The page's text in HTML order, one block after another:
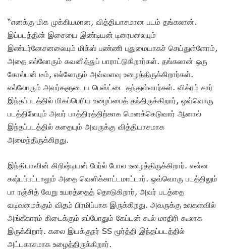
“எனக்கு மிக முக்கியமான, வித்தியாசமான படம் தங்கலான்.
இப்படத்தின் இசையை இண்டியன் டிரைபலையும்
இண்டர்னேசனலையும் மிக்ஸ் பண்ணி புதுமையாகச் செய்துள்ளோம்,
அதை எல்லோரும் கவனித்துப் பாராட்டுகிறார்கள். தங்கலான் ஒரு
கோல்டன் டீம், எல்லோரும் அவ்வளவு உழைத்திருக்கிறார்கள்.
எல்லோரும் அவர்களுடைய பெஸ்ட்டை தந்துள்ளார்கள். விக்ரம் சார்
இந்தப்படத்தில் மிகப்பெரிய உழைப்பைத் தந்திருக்கிறார், ஒவ்வொரு
படத்திலேயும் அவர் பாத்திரத்திற்காக மெனக்கெடுவார் ஆனால்
இந்தப்படத்தில் கதையும் அவருக்கு வித்தியாசமாக
அமைந்திருக்கிறது.
இந்தியாவின் கிறிஷ்டியன் பேர்ல் போல உழைத்திருக்கிறார். என்ன
கஷ்டப்பட்டாலும் அதை வெளிக்காட்டமாட்டார். ஒவ்வொரு படத்திலும்
பா ரஞ்சித் வேறு உயரத்தைத் தொடுகிறார், அவர் படத்தை
வடிவமைக்கும் விதம் பிரமிப்பாக இருக்கிறது. அவருக்கு உலகளவில்
அங்கீகாரம் கிடைக்கும் எப்போதும் கேப்டன் கூல் மாதிரி கூலாக
இருக்கிறார். கலை இயக்குநர் SS மூர்த்தி இந்தப்படத்தில்
அட்டகாசமாக உழைத்திருக்கிறார்.